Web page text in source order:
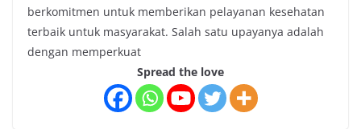
berkomitmen untuk memberikan pelayanan kesehatan
terbaik untuk masyarakat. Salah satu upayanya adalah
dengan memperkuat
Spread the love